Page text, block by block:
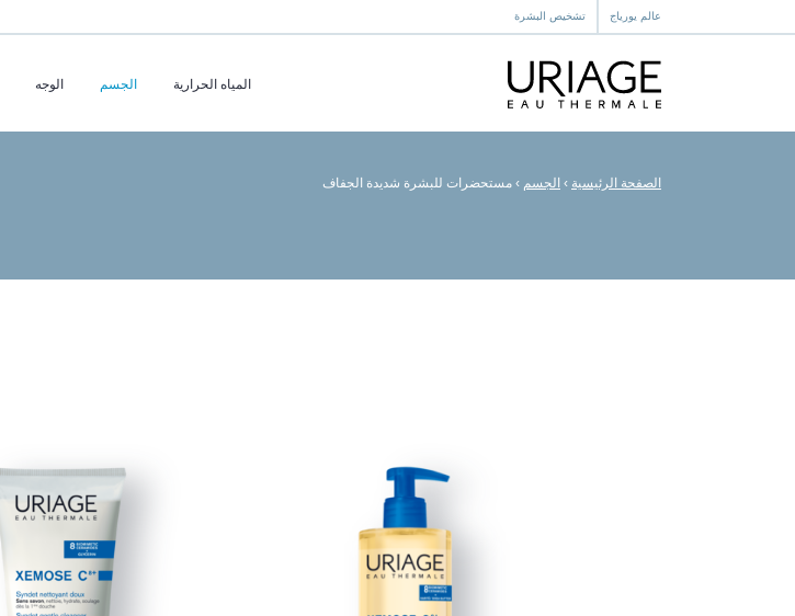
عالم يورياج تشخيص البشرة
المياه الحرارية الجسم الوجه
الصفحة الرئيسية › الجسم › مستحضرات للبشرة شديدة الجفاف